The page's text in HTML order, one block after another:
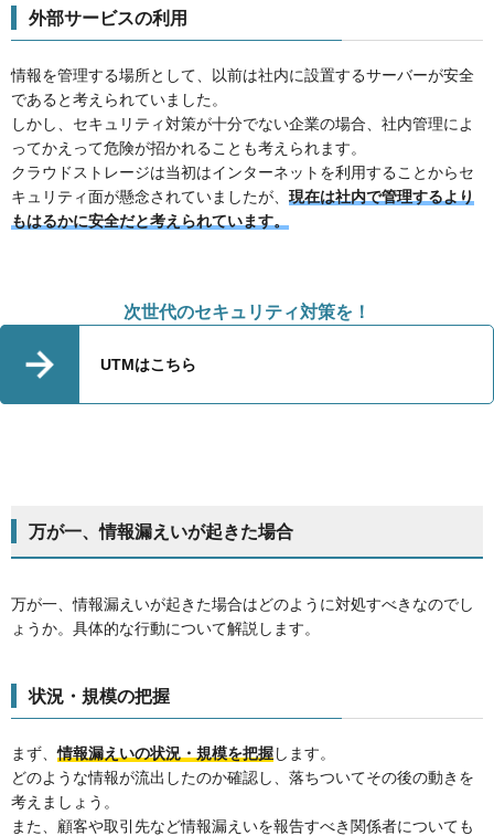
外部サービスの利用
情報を管理する場所として、以前は社内に設置するサーバーが安全
であると考えられていました。
しかし、セキュリティ対策が十分でない企業の場合、社内管理によ
ってかえって危険が招かれることも考えられます。
クラウドストレージは当初はインターネットを利用することからセ
キュリティ面が懸念されていましたが、 現在は社内で管理するより
もはるかに安全だと考えられています。
次世代のセキュリティ対策を！
UTMはこちら
万が一、情報漏えいが起きた場合
万が一、情報漏えいが起きた場合はどのように対処すべきなのでし
ょうか。具体的な行動について解説します。
状況・規模の把握
まず、情報漏えいの状況・規模を把握します。
どのような情報が流出したのか確認し、落ちついてその後の動きを
考えましょう。
また、顧客や取引先など情報漏えいを報告すべき関係者についても